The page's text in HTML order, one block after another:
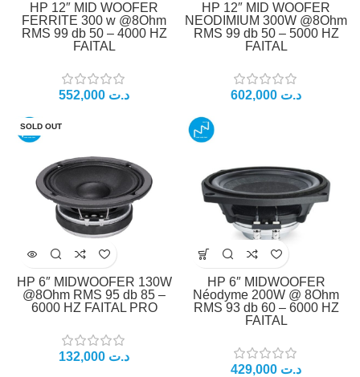
HP 12″ MID WOOFER
FERRITE 300 w @8Ohm
RMS 99 db 50 – 4000 HZ
FAITAL
د.ت
HP 12″ MID WOOFER
NEODIMIUM 300W @8Ohm
RMS 99 db 50 – 5000 HZ
FAITAL
د.ت
SOLD OUT
HP 6″ MIDWOOFER 130W
@8Ohm RMS 95 db 85 –
6000 HZ FAITAL PRO
د.ت
HP 6″ MIDWOOFER
Néodyme 200W @ 8Ohm
RMS 93 db 60 – 6000 HZ
FAITAL
د.ت